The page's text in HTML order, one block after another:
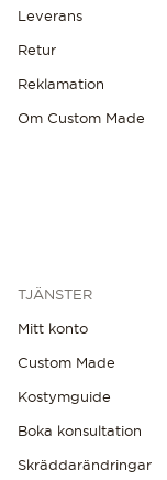
Leverans
Retur
Reklamation
Om Custom Made
TJÄNSTER
Mitt konto
Custom Made
Kostymguide
Boka konsultation
Skräddarändringar